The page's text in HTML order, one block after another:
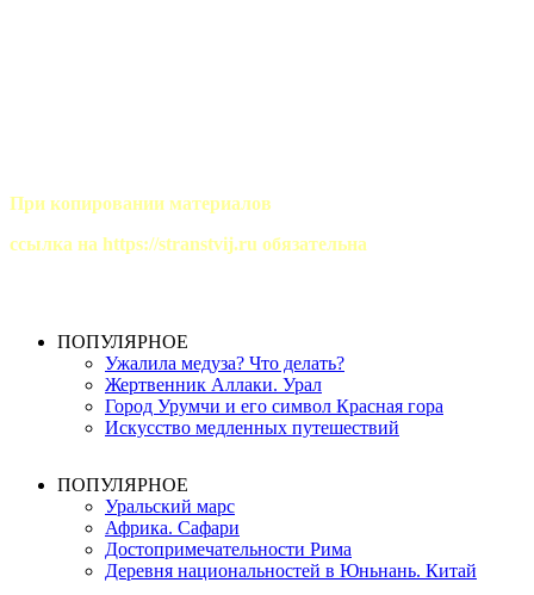
При копировании материалов
ссылка на https://stranstvij.ru обязательна
ПОПУЛЯРНОЕ
Ужалила медуза? Что делать?
Жертвенник Аллаки. Урал
Город Урумчи и его символ Красная гора
Искусство медленных путешествий
ПОПУЛЯРНОЕ
Уральский марс
Африка. Сафари
Достопримечательности Рима
Деревня национальностей в Юньнань. Китай